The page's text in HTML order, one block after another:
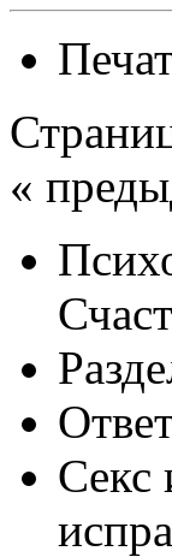
«
Секс